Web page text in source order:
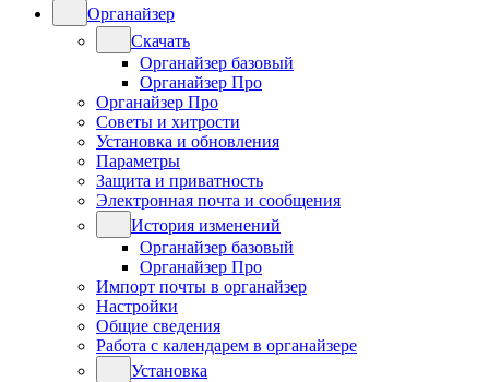
Органайзер
Скачать
Органайзер базовый
Органайзер Про
Органайзер Про
Советы и хитрости
Установка и обновления
Параметры
Защита и приватность
Электронная почта и сообщения
История изменений
Органайзер базовый
Органайзер Про
Импорт почты в органайзер
Настройки
Общие сведения
Работа с календарем в органайзере
Установка